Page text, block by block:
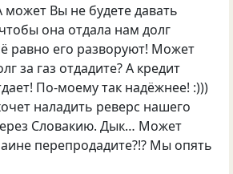
может Вы не будете давать
она отдала нам долг
равно его разворуют! Может
за газ отдадите? А кредит
По-моему так надёжнее! :)))
наладить реверс нашего
Словакию. Дык… Может
перепродадите?!? Мы опять